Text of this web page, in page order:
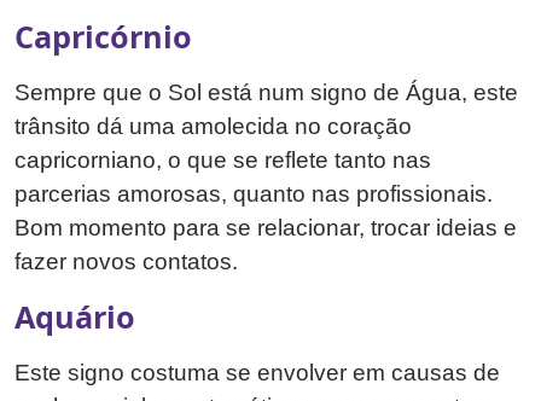
Capricórnio
Sempre que o Sol está num signo de Água, este
trânsito dá uma amolecida no coração
capricorniano, o que se reflete tanto nas
parcerias amorosas, quanto nas profissionais.
Bom momento para se relacionar, trocar ideias e
fazer novos contatos.
Aquário
Este signo costuma se envolver em causas de